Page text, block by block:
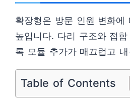
확장형은 방문 인원 변화에
높입니다. 다리 구조와 접
록 모듈 추가가 매끄럽고
Table of Contents